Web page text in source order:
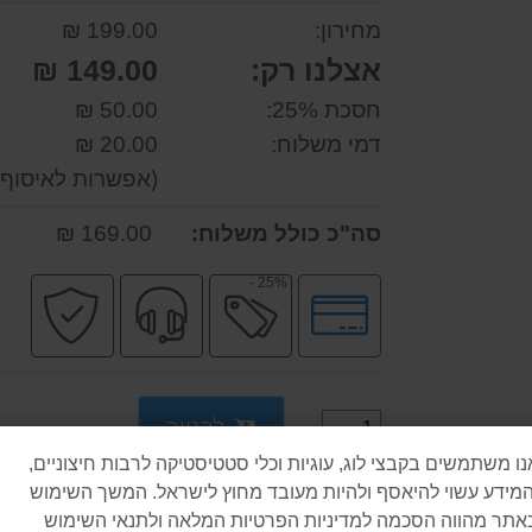
משתמשים בקבצי לוג, עוגיות וכלי סטטיסטיקה לרבות חיצוניים,
עשוי להיאסף ולהיות מעובד מחוץ לישראל. המשך השימוש
מהווה הסכמה למדיניות הפרטיות המלאה ולתנאי השימוש
מחירון: 199.00 ₪
אצלנו רק: 149.00 ₪
חסכת 25%:
50.00 ₪
דמי משלוח:
20.00 ₪
(אפשרות
סה"כ כולל משלוח:
לחץ
לאפשרויות
תשלומים
25% - מבצע
שירות
מקצועי
לקנייה